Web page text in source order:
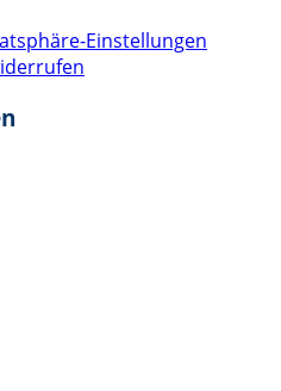
Einstellungen